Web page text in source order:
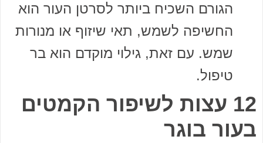
הגורם השכיח ביותר לסרטן העור הוא
החשיפה לשמש, תאי שיזוף או מנורות
שמש. עם זאת, גילוי מוקדם הוא בר
טיפול.
12 עצות לשיפור הקמטים
בעור בוגר